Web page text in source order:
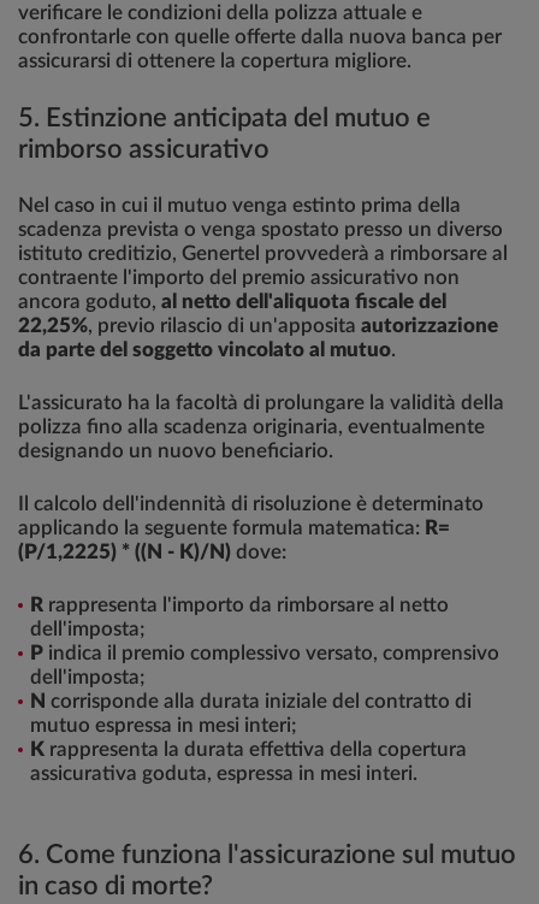
verificare le condizioni della polizza attuale e
confrontarle con quelle offerte dalla nuova banca per
assicurarsi di ottenere la copertura migliore.
5. Estinzione anticipata del mutuo e
rimborso assicurativo
Nel caso in cui il mutuo venga estinto prima della
scadenza prevista o venga spostato presso un diverso
istituto creditizio, Genertel provvederà a rimborsare al
contraente l'importo del premio assicurativo non
ancora goduto, al netto dell'aliquota fiscale del
22,25%, previo rilascio di un'apposita autorizzazione
da parte del soggetto vincolato al mutuo.
L'assicurato ha la facoltà di prolungare la validità della
polizza fino alla scadenza originaria, eventualmente
designando un nuovo beneficiario.
Il calcolo dell'indennità di risoluzione è determinato
applicando la seguente formula matematica: R=
(P/1,2225) * ((N - K)/N) dove:
R rappresenta l'importo da rimborsare al netto
dell'imposta;
P indica il premio complessivo versato, comprensivo
dell'imposta;
N corrisponde alla durata iniziale del contratto di
mutuo espressa in mesi interi;
K rappresenta la durata effettiva della copertura
assicurativa goduta, espressa in mesi interi.
6. Come funziona l'assicurazione sul mutuo
in caso di morte?